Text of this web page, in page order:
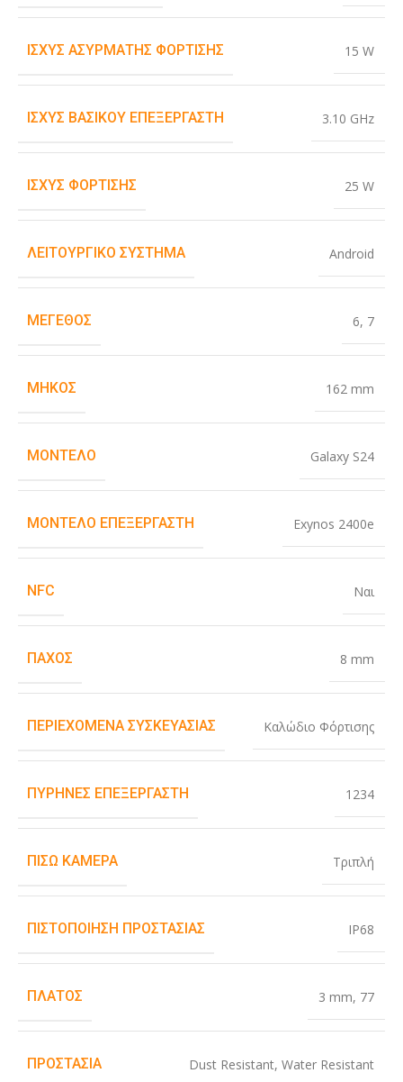
ΙΣΧΎΣ ΑΣΎΡΜΑΤΗΣ ΦΌΡΤΙΣΗΣ 15 W
ΙΣΧΎΣ ΒΑΣΙΚΟΎ ΕΠΕΞΕΡΓΑΣΤΉ 3.10 GHz
ΙΣΧΎΣ ΦΌΡΤΙΣΗΣ 25 W
ΛΕΙΤΟΥΡΓΙΚΌ ΣΎΣΤΗΜΑ Android
ΜΈΓΕΘΟΣ 6, 7
ΜΉΚΟΣ 162 mm
ΜΟΝΤΈΛΟ Galaxy S24
ΜΟΝΤΈΛΟ ΕΠΕΞΕΡΓΑΣΤΉ Exynos 2400e
NFC Ναι
ΠΆΧΟΣ 8 mm
ΠΕΡΙΕΧΌΜΕΝΑ ΣΥΣΚΕΥΑΣΊΑΣ Καλώδιο Φόρτισης
ΠΥΡΉΝΕΣ ΕΠΕΞΕΡΓΑΣΤΉ 1234
ΠΊΣΩ ΚΆΜΕΡΑ Τριπλή
ΠΙΣΤΟΠΟΊΗΣΗ ΠΡΟΣΤΑΣΊΑΣ IP68
ΠΛΆΤΟΣ 3 mm, 77
ΠΡΟΣΤΑΣΊΑ Dust Resistant, Water Resistant